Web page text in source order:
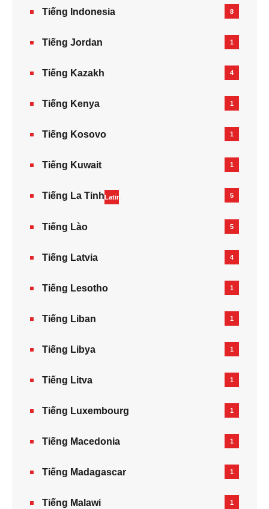
Tiếng Indonesia 8
Tiếng Jordan 1
Tiếng Kazakh‎ 4
Tiếng Kenya 1
Tiếng Kosovo 1
Tiếng Kuwait 1
Tiếng La Tinh Latin 5
Tiếng Lào 5
Tiếng Latvia 4
Tiếng Lesotho 1
Tiếng Liban 1
Tiếng Libya 1
Tiếng Litva 1
Tiếng Luxembourg 1
Tiếng Macedonia 1
Tiếng Madagascar 1
Tiếng Malawi 1